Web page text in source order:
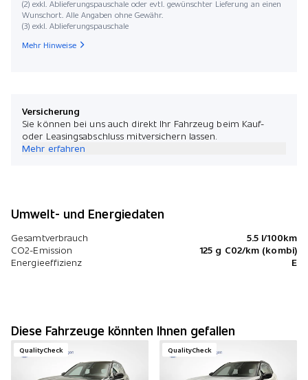
(2) exkl. Ablieferungspauschale oder evtl. gewünschter Lieferung an einen
Wunschort. Alle Angaben ohne Gewähr.
(3) exkl. Ablieferungspauschale
Mehr Hinweise
Versicherung
Sie können bei uns auch direkt Ihr Fahrzeug beim Kauf-
oder Leasingsabschluss mitversichern lassen.
Mehr erfahren
Umwelt- und Energiedaten
Gesamtverbrauch
5.5 l/100km
CO2-Emission
125 g C02/km (kombi)
Energieeffizienz
E
Diese Fahrzeuge könnten Ihnen gefallen
QualityCheck QualityCheck